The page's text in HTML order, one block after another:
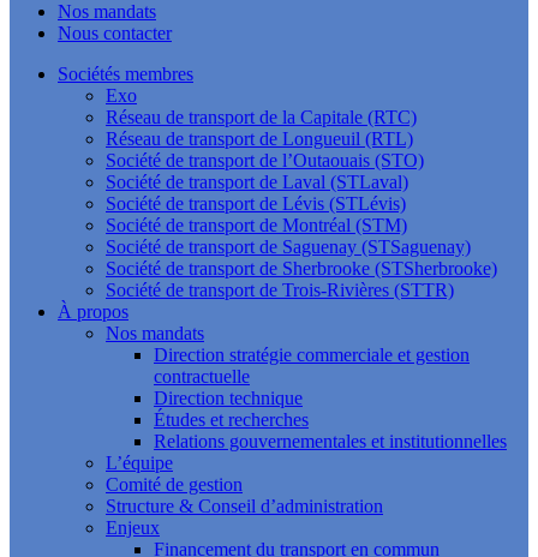
Nos mandats
Nous contacter
Sociétés membres
Exo
Réseau de transport de la Capitale (RTC)
Réseau de transport de Longueuil (RTL)
Société de transport de l’Outaouais (STO)
Société de transport de Laval (STLaval)
Société de transport de Lévis (STLévis)
Société de transport de Montréal (STM)
Société de transport de Saguenay (STSaguenay)
Société de transport de Sherbrooke (STSherbrooke)
Société de transport de Trois-Rivières (STTR)
À propos
Nos mandats
Direction stratégie commerciale et gestion
contractuelle
Direction technique
Études et recherches
Relations gouvernementales et institutionnelles
L’équipe
Comité de gestion
Structure & Conseil d’administration
Enjeux
Financement du transport en commun